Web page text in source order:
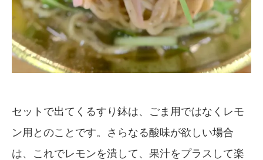
セットで出てくるすり鉢は、ごま用ではなくレモ
ン用とのことです。さらなる酸味が欲しい場合
は、これでレモンを潰して、果汁をプラスして楽